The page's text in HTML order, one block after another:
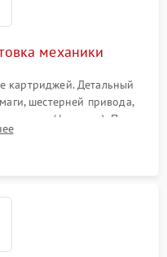
механики
картриджей. Детальный
шестерней привода,
(фьюзера). Поиск
деталей.